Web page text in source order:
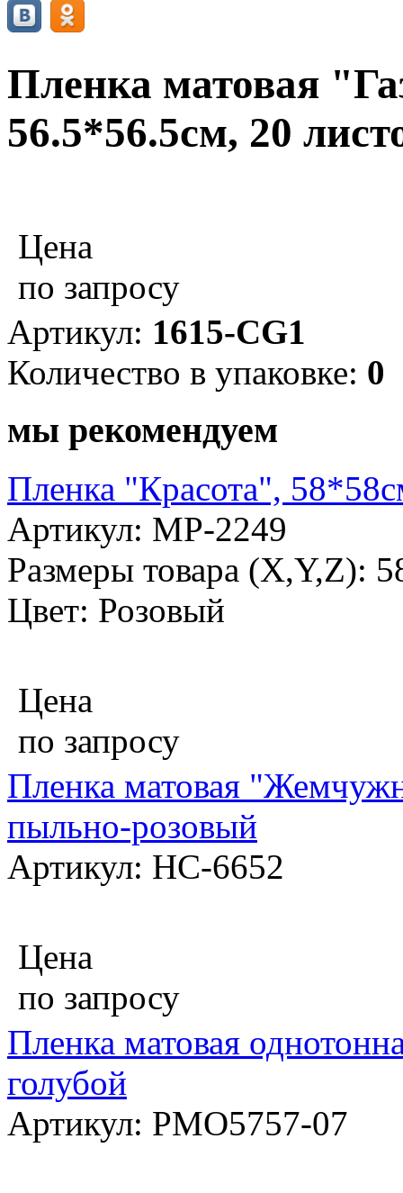
Пленка матовая
56.5*56.5см, 20
Цена
по запросу
Артикул: 1615-CG1
Количество в упаковке: 0
мы рекомендуем
Пленка "Красота",
Артикул: МР-2249
Размеры товара (X,Y,Z):
Цвет: Розовый
Цена
по запросу
Пленка матовая
пыльно-розовый
Артикул: НС-6652
Цена
по запросу
Пленка матовая
голубой
Артикул: PMO5757-07